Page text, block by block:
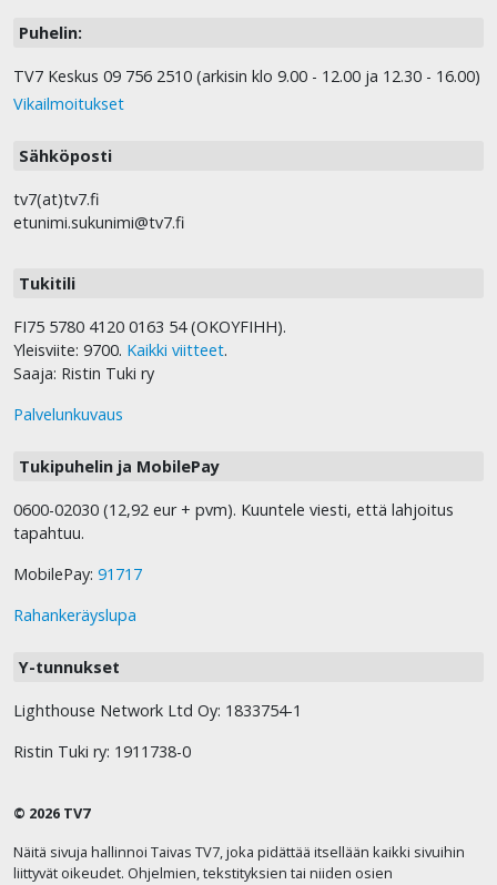
Puhelin:
TV7 Keskus 09 756 2510 (arkisin klo 9.00 - 12.00 ja 12.30 - 16.00)
Vikailmoitukset
Sähköposti
tv7(at)tv7.fi
etunimi.sukunimi@tv7.fi
Tukitili
FI75 5780 4120 0163 54 (OKOYFIHH).
Yleisviite: 9700. Kaikki viitteet.
Saaja: Ristin Tuki ry
Palvelunkuvaus
Tukipuhelin ja MobilePay
0600-02030 (12,92 eur + pvm). Kuuntele viesti, että lahjoitus
tapahtuu.
MobilePay: 91717
Rahankeräyslupa
Y-tunnukset
Lighthouse Network Ltd Oy: 1833754-1
Ristin Tuki ry: 1911738-0
© 2026 TV7
Näitä sivuja hallinnoi Taivas TV7, joka pidättää itsellään kaikki sivuihin
liittyvät oikeudet. Ohjelmien, tekstityksien tai niiden osien